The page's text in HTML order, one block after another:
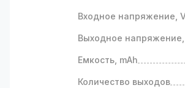
Входное напряжение,
Выходное
Емкость, mAh
Количество выходов